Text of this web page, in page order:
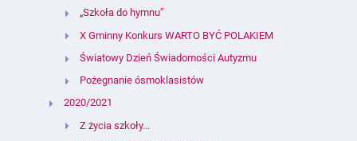
„Szkoła do hymnu”
X Gminny Konkurs WARTO BYĆ POLAKIEM
Światowy Dzień Świadomości Autyzmu
Pożegnanie ósmoklasistów
2020/2021
Z życia szkoły...